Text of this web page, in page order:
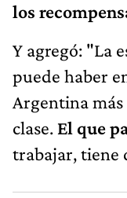
los
Y agregó: "La
puede haber
Argentina más
clase.El que
trabajar, tiene